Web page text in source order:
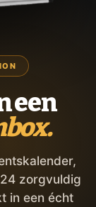
een
zorgvuldig
in een écht